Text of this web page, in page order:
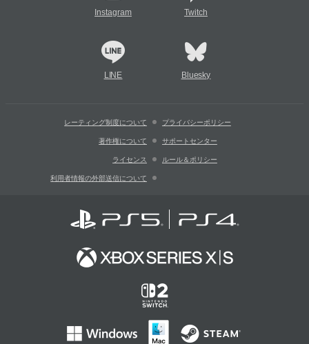
Instagram Twitch
LINE Bluesky
レーティング制度について プライバシーポリシー
著作権について サポートセンター
ライセンス ルール＆ポリシー
利用者情報の外部送信について